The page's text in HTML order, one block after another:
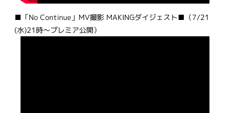
■「No Continue」MV撮影 MAKINGダイジェスト■（7/21
(水)21時～プレミア公開）